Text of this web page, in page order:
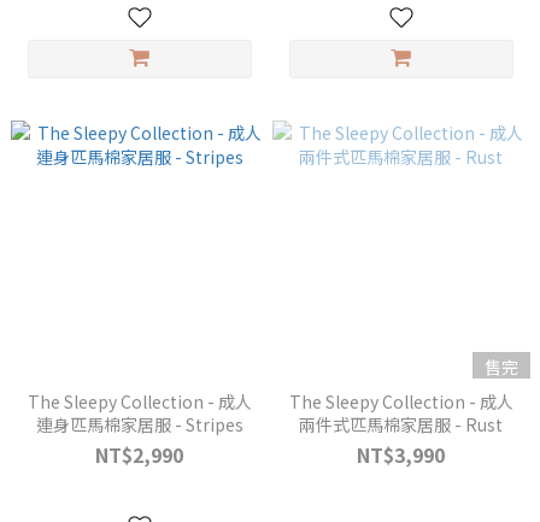
The Sleepy Collection - 成人
連身匹馬棉家居服 - Stripes
NT$2,990
售完
The Sleepy Collection - 成人
兩件式匹馬棉家居服 - Rust
NT$3,990